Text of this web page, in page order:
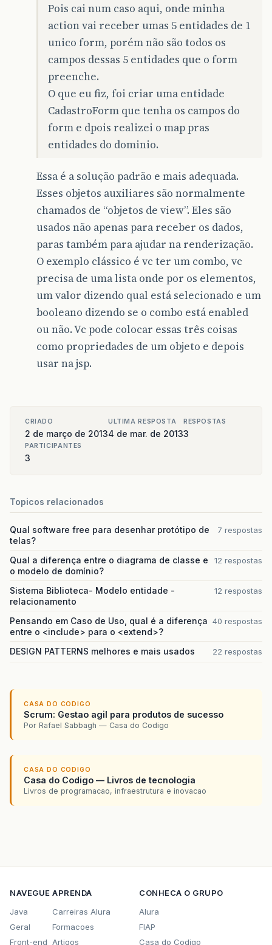
Pois cai num caso aqui, onde minha
action vai receber umas 5 entidades de 1
unico form, porém não são todos os
campos dessas 5 entidades que o form
preenche.
O que eu fiz, foi criar uma entidade
CadastroForm que tenha os campos do
form e dpois realizei o map pras
entidades do dominio.
Essa é a solução padrão e mais adequada.
Esses objetos auxiliares são normalmente
chamados de “objetos de view”. Eles são
usados não apenas para receber os dados,
paras também para ajudar na renderização.
O exemplo clássico é vc ter um combo, vc
precisa de uma lista onde por os elementos,
um valor dizendo qual está selecionado e um
booleano dizendo se o combo está enabled
ou não. Vc pode colocar essas três coisas
como propriedades de um objeto e depois
usar na jsp.
CRIADO
2 de março de 2013
ULTIMA RESPOSTA
4 de mar. de 2013
RESPOSTAS
3
PARTICIPANTES
3
Topicos relacionados
Qual software free para desenhar protótipo de
telas?
7 respostas
Qual a diferença entre o diagrama de classe e
o modelo de domínio?
12 respostas
Sistema Biblioteca- Modelo entidade -
relacionamento
12 respostas
Pensando em Caso de Uso, qual é a diferença
entre o <include> para o <extend>?
40 respostas
DESIGN PATTERNS melhores e mais usados 22 respostas
CASA DO CODIGO
Scrum: Gestao agil para produtos de sucesso
Por Rafael Sabbagh — Casa do Codigo
CASA DO CODIGO
Casa do Codigo — Livros de tecnologia
Livros de programacao, infraestrutura e inovacao
NAVEGUE
Java
Geral
Front-end
APRENDA
Carreiras Alura
Formacoes
Artigos
CONHECA O GRUPO
Alura
FIAP
Casa do Codigo